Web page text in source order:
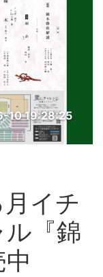
10 19:28:25
イチ
『錦